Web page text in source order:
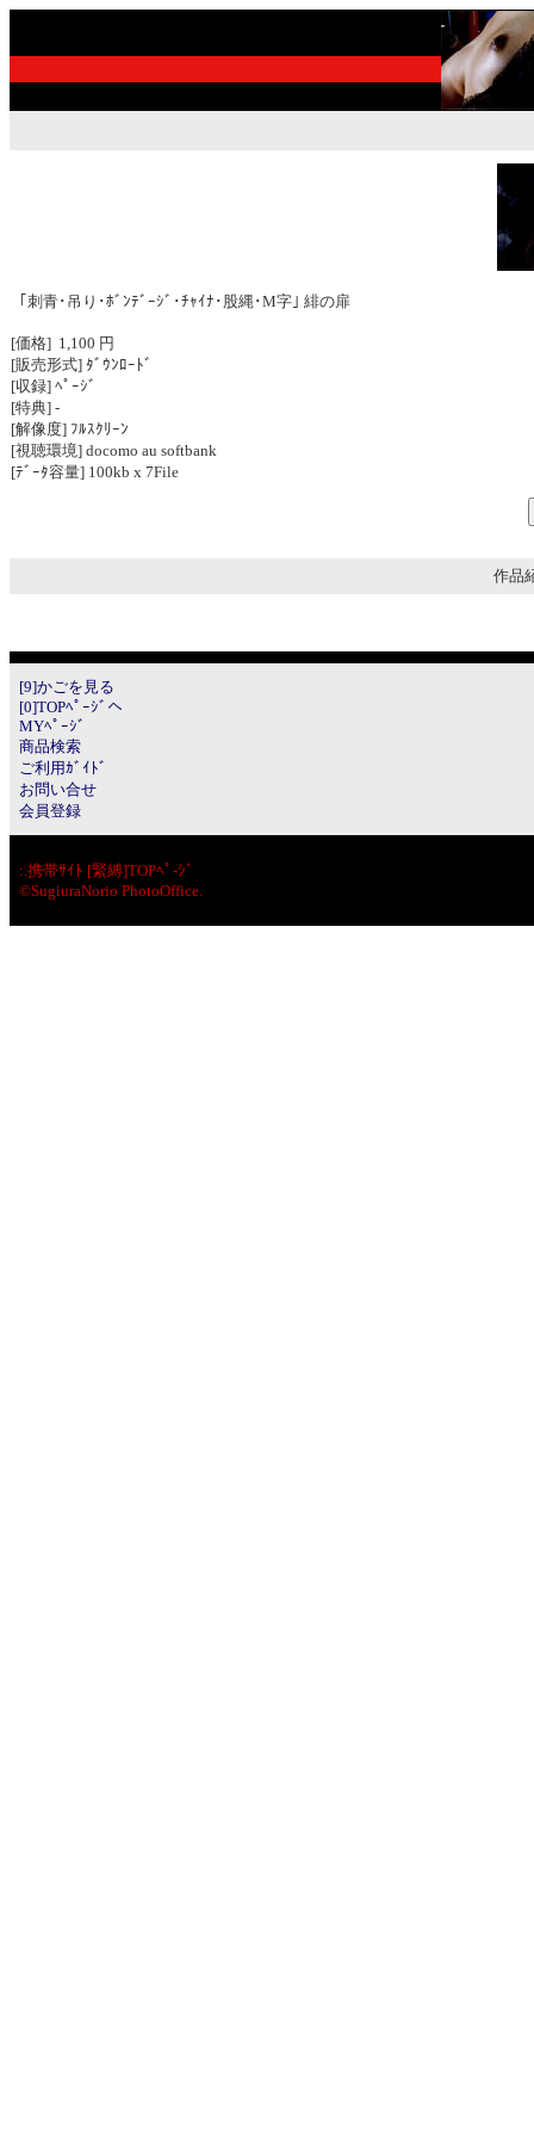
｢刺青･吊り･ﾎﾞﾝﾃﾞｰｼﾞ･ﾁｬｲﾅ･股縄･M字｣ 緋の扉
[価格] 1,100 円
[販売形式] ﾀﾞｳﾝﾛｰﾄﾞ
[収録] ﾍﾟｰｼﾞ
[特典] -
[解像度] ﾌﾙｽｸﾘｰﾝ
[視聴環境] docomo au softbank
[ﾃﾞｰﾀ容量] 100kb x 7File
作品
[9]かごを見る
[0]TOPﾍﾟｰｼﾞへ
MYﾍﾟｰｼﾞ
商品検索
ご利用ｶﾞｲﾄﾞ
お問い合せ
会員登録
:.携帯ｻｲﾄ [緊縛]TOPﾍﾟ-ｼﾞ
©SugiuraNorio PhotoOffice.